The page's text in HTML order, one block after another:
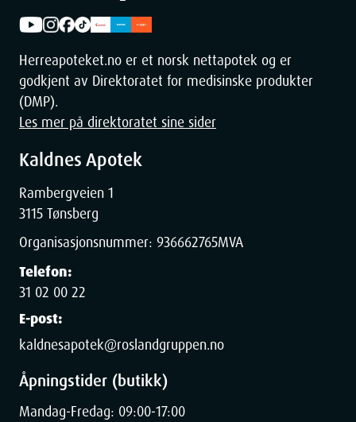
Herreapoteket.no er et norsk nettapotek og er
godkjent av Direktoratet for medisinske produkter
(DMP).
Les mer på direktoratet sine sider
Kaldnes Apotek
Rambergveien 1
3115 Tønsberg
Organisasjonsnummer: 936662765MVA
Telefon:
31 02 00 22
E-post:
kaldnesapotek@roslandgruppen.no
Åpningstider (butikk)
Mandag-Fredag: 09:00-17:00